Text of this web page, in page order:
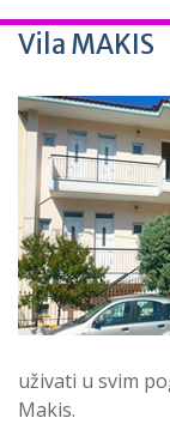
Vila MAKIS
uživati u svim
Makis.